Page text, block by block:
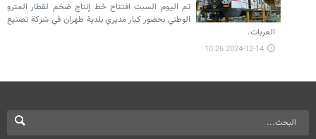
تم الیوم السبت افتتاح خط إنتاج ضخم لقطار المترو
الوطني بحضور كبار مديري بلدية طهران في شركة تصنیع
العربات.
2024-12-14 10:26